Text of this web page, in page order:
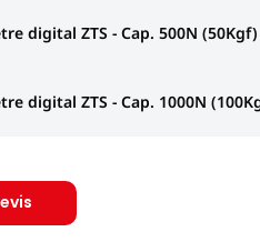
digital ZTS - Cap. 500N
digital ZTS - Cap. 1000N